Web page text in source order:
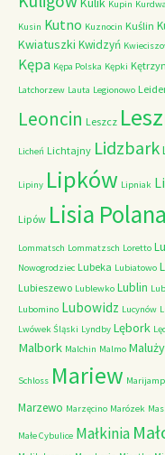
Kupin
Kusin Kutno Kuznocin Kuślin
Kwiatuszki Kwidzyń
Kępa Kępa Polska Kępki Kętrzyn
Latchorzew Lauta Legionowo
Leoncin Leszcz
Licheń Lichtajny Lidzbark
Lipiny Lipków Lipniak
Lipów Lisia Polana
Lommatsch Lommatzsch Loretto
Nowogrodziec Lubeka Lubiatowo
Lubieszewo Lublewko Lublin
Lubomino Lubowidz Lucynów
Lwówek Śląski Lyndby Lębork
Malbork Malchin Malmo
Schloss Mariew
Marzewo Marzęcino Marózek
Małe Cybulice Małkinia